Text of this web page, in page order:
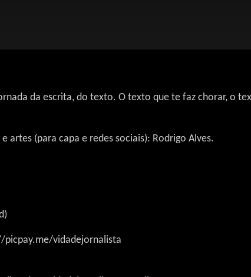
da escrita, do texto. O texto que te faz chorar, o
(para capa e redes sociais): Rodrigo Alves.
vidadejornalista